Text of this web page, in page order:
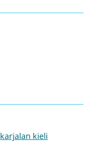
karjalan kieli